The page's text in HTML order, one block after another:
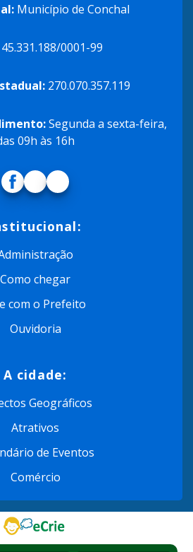
Município de Conchal
0001-99
270.070.357.119
Segunda a sexta-feira,
09h às 16h
Como chegar
com o Prefeito
Ouvidoria
A cidade:
Geográficos
Atrativos
de Eventos
Comércio